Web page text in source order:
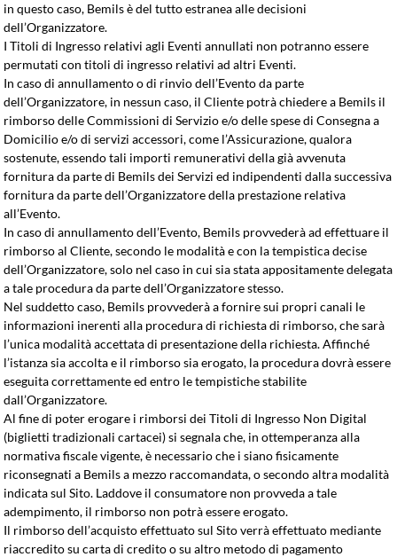
in questo caso, Bemils è del tutto estranea alle decisioni
dell’Organizzatore.
I Titoli di Ingresso relativi agli Eventi annullati non potranno essere
permutati con titoli di ingresso relativi ad altri Eventi.
In caso di annullamento o di rinvio dell’Evento da parte
dell’Organizzatore, in nessun caso, il Cliente potrà chiedere a Bemils il
rimborso delle Commissioni di Servizio e/o delle spese di Consegna a
Domicilio e/o di servizi accessori, come l’Assicurazione, qualora
sostenute, essendo tali importi remunerativi della già avvenuta
fornitura da parte di Bemils dei Servizi ed indipendenti dalla successiva
fornitura da parte dell’Organizzatore della prestazione relativa
all’Evento.
In caso di annullamento dell’Evento, Bemils provvederà ad effettuare il
rimborso al Cliente, secondo le modalità e con la tempistica decise
dell’Organizzatore, solo nel caso in cui sia stata appositamente delegata
a tale procedura da parte dell’Organizzatore stesso.
Nel suddetto caso, Bemils provvederà a fornire sui propri canali le
informazioni inerenti alla procedura di richiesta di rimborso, che sarà
l’unica modalità accettata di presentazione della richiesta. Affinché
l’istanza sia accolta e il rimborso sia erogato, la procedura dovrà essere
eseguita correttamente ed entro le tempistiche stabilite
dall’Organizzatore.
Al fine di poter erogare i rimborsi dei Titoli di Ingresso Non Digital
(biglietti tradizionali cartacei) si segnala che, in ottemperanza alla
normativa fiscale vigente, è necessario che i siano fisicamente
riconsegnati a Bemils a mezzo raccomandata, o secondo altra modalità
indicata sul Sito. Laddove il consumatore non provveda a tale
adempimento, il rimborso non potrà essere erogato.
Il rimborso dell’acquisto effettuato sul Sito verrà effettuato mediante
riaccredito su carta di credito o su altro metodo di pagamento